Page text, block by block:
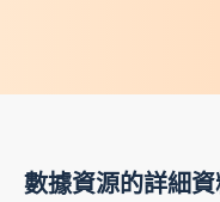
數據資源的詳細